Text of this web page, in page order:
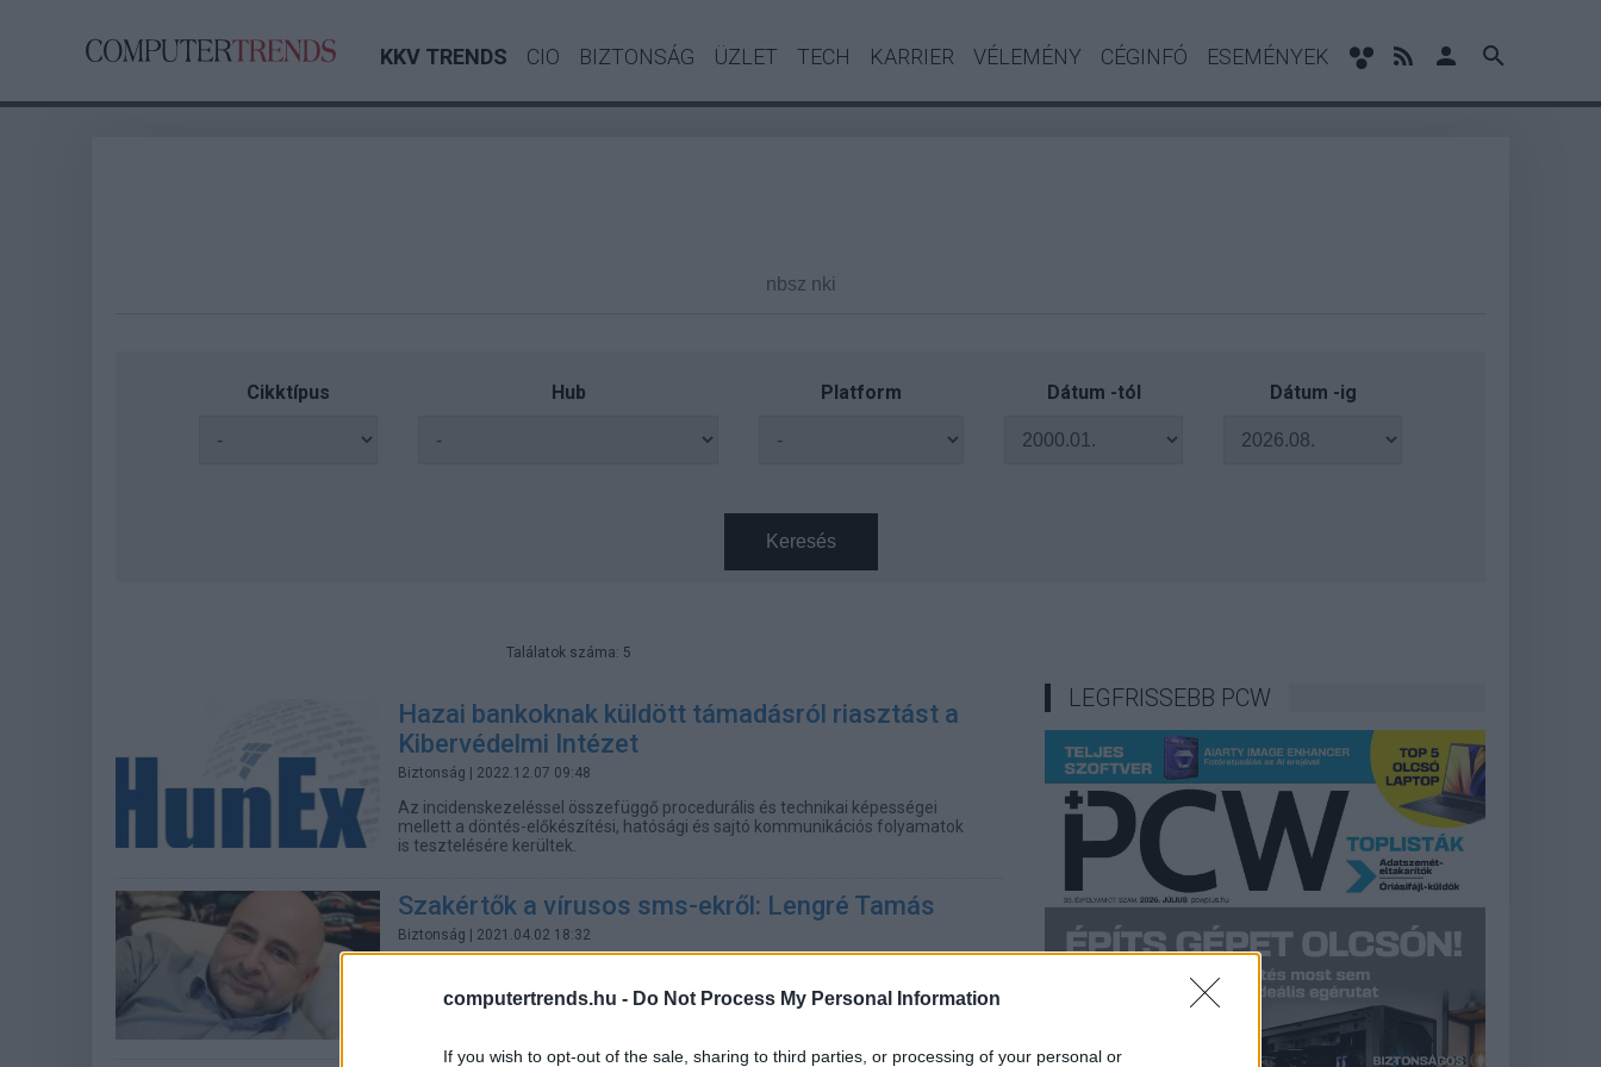
computertrends.hu - Do Not Process My Personal Information
If you wish to opt-out of the sale, sharing to third parties, or processing of your personal or
KKV TRENDS CIO BIZTONSÁG ÜZLET TECH KARRIER VÉLEMÉNY CÉGINFÓ ESEMÉNYEK
Cikktípus Hub Platform Dátum -tól Dátum -ig
Keresés
Találatok száma: 5
Hazai bankoknak küldött támadásról riasztást a
Kibervédelmi Intézet
Biztonság | 2022.12.07 09:48
Az incidenskezeléssel összefüggő procedurális és technikai képességei
mellett a döntés-előkészítési, hatósági és sajtó kommunikációs folyamatok
is tesztelésére kerültek.
Szakértők a vírusos sms-ekről: Lengré Tamás
Biztonság | 2021.04.02 18:32
Nemzetbiztonsági Szakszolgálat Nemzeti Kibervédelmi Intézete (NBSZ NKI)
riasztást adott ki a múlt héten a csomagküldő szolgáltatók nevében küldött,
LEGFRISSEBB PCW